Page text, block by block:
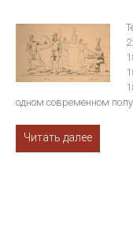
одном современном
Читать далее